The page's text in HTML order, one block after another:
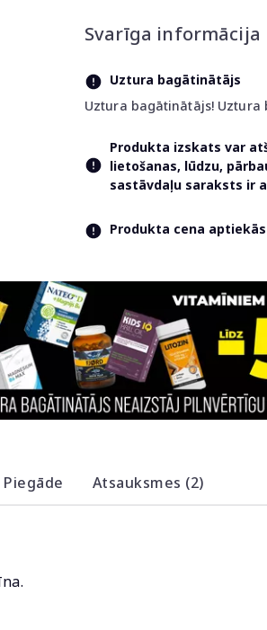
Svarīga informācija
Uztura bagātinātājs
Uztura bagātinātājs!
Produkta izskats var
lietošanas, lūdzu,
sastāvdaļu saraksts ir
Produkta cena
Piegāde Atsauksmes (2)